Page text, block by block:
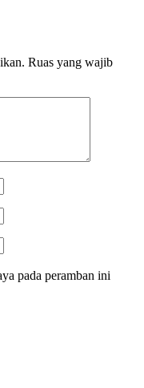
Ruas yang wajib
pada peramban ini